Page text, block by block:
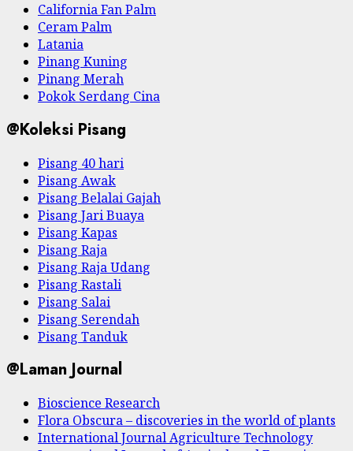
California Fan Palm
Ceram Palm
Latania
Pinang Kuning
Pinang Merah
Pokok Serdang Cina
@Koleksi Pisang
Pisang 40 hari
Pisang Awak
Pisang Belalai Gajah
Pisang Jari Buaya
Pisang Kapas
Pisang Raja
Pisang Raja Udang
Pisang Rastali
Pisang Salai
Pisang Serendah
Pisang Tanduk
@Laman Journal
Bioscience Research
Flora Obscura – discoveries in the world of plants
International Journal Agriculture Technology